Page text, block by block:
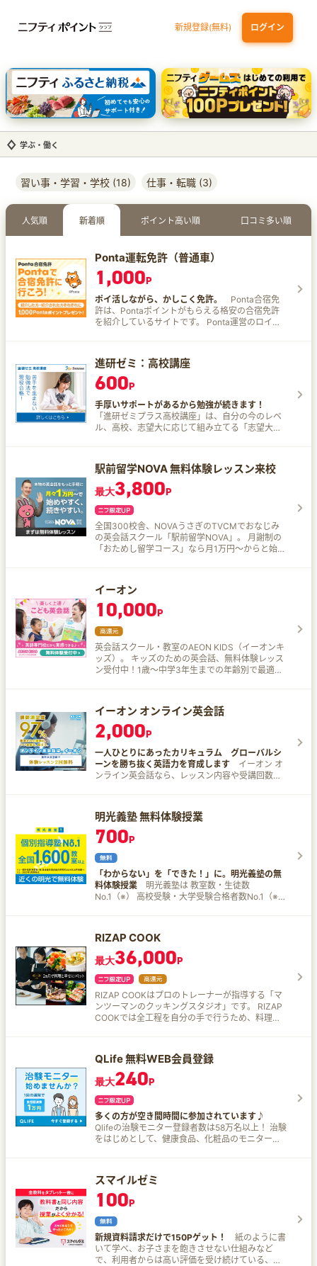
新規登録(無料) ログイン
dカード 九州カードNEXT JCB ORIGINAL SERIES：JCBカード S
三井住友カード ゴールド（NL）（家族カード発行）
【実質初月無料】DMM | Disney+(ディズニープラス) セットプラン
学ぶ・働く
習い事・学習・学校 (18) 仕事・転職 (3)
人気順 新着順 ポイント高い順 口コミ多い順
Ponta運転免許（普通車）
1,000P
ポイ活しながら、かしこく免許。
Ponta合宿免
許は、Pontaポイントがもらえる格安の合宿免許
を紹介しているサイトです。 Ponta運営のロイヤ
トクな合宿免許をご案内します。 Ponta合宿免許
のここが魅力！ Pontaポイントがもらえる！
Ponta合宿免許から合宿免許に申し込み、入校す
ると、申込者、紹介者それぞれに1,000Pontaポイ
ントをプレゼントいたします。 早い！ 最短14日で
普通車ATの免許取得が可能です。 安い！ 最安値
192,500円（税込）～普通車ATの免許取得が可能
です。 早割・グループ割・学割・女性割がある合
選べます。
進研ゼミ：高校講座
600P
手厚いサポートがあるから勉強が続きます！
「進研ゼミプラス高校講座」は、自分の今のレベ
ル、高校、志望大に応じて組み立てる「志望大別
る、定期テスト・大学受験の対策向けの通信教育
サービス。 一人ひとりにピッタリな伸ばし方で成
績アップとやりたいことを両立して常に「第一志
望大」合格力を身につける。
駅前留学NOVA 無料体験レッスン来校
最大3,800P
全国300校舎、NOVAうさぎのTVCMでおなじみ
の英会話スクール「駅前留学NOVA」。 月謝制の
「おためし留学コース」なら月1万円～からと始め
践形式のレッスンです 豊富な通い方が選べる！ 少
人数制グループレッスン、マンツーマンレッス
ン、固定制と自由予約制、対面とオンラインなど
多種多様 レベル別のコースでなので初心者も安
心！
イーオン
10,000P
英会話スクール・教室のAEON KIDS（イーオンキ
ッズ）。 キッズのための英会話、無料体験レッス
ン受付中！1歳～中学3年生までの年齢別で最適な
に対応可能 ポイント2：レッスン 英語専門校であ
るイーオンが徹底分析して開発したオリジナルメ
ソッド「L&Aメソッド」をいかしたレッスン ポイ
ント3：教材 英語指導法を 40年以上研究・開発し
ている「イーオン語学教育研究所」が作成 ポイン
ト4：教師 「教えるスキル」を磨き上げた「英語
を話せるプロフェッショナル」による授業が体験
できる ポイント5：学習サポートシステム 無料の
イーオン オンライン英会話
2,000P
一人ひとりにあったカリキュラム グローバルシ
ーンを勝ち抜く英語力を育成します イーオン オ
ンライン英会話なら、レッスン内容や受講回数な
キストレベル・教師・受講回数などを目的に合わ
せて変更可能 1レッスン2,750円（税込）のみのシ
ンプルな価格設定で、教材費・その他費用は不要
AIが現在のレベルを診断したうえで、学習目的も
加味してテキストやレッスン内容を提案 スクール
同様外国人教師・日本人教師のどちらも在籍！ オ
ンラインのみならずスクールでもレッスンを行っ
たことのあるティーチング経験豊富な教師が担当
明光義塾 無料体験授業
700P
「わからない」を「できた！」に。明光義塾の無
料体験授業 明光義塾は 教室数・生徒数
No.1（※） 高校受験・大学受験合格者数No.1（※）
のデータをもとにお子さまにぴったりあう学習プ
ランを提案します。 明光義塾の何が良い？ 歴史と
膨大な指導実績に基づき、お子さまの性格や得
意・苦手を把握したうえで指導を行います。 「わ
からない」をわからないままで終わらせず、納得
できるまでていねいに指導します。 保護者へのフ
ィードバックを行い、保護者の不安や悩みにも向
き合います。 小中高 全教科に対応しています。 個
きます。 学習習慣の定着から受験対策まで、お子
さまの目標に合わせて指導します。 47都道府県に
教室があるから、お住まいの地域に関わらず集客
ができます。 自分で考える力をつける「自立学
習」のための個別指導を行います。
RIZAP COOK
最大36,000P
RIZAP COOKはプロのトレーナーが指導する「マ
ンツーマンのクッキングスタジオ」です。 RIZAP
COOKでは全工程を自分の手で行うため、料理の
ンのため、短期間で理想の料理上達を目指せます
♪
QLife 無料WEB会員登録
最大240P
多くの方が空き間時間に参加されています♪
Qlifeの治験モニター登録者数は58万名以上！ 治験
をはじめとして、健康食品、化粧品のモニターな
康診断を無料で受けられる、次世代への社会貢献
になるなどのメリットがあります！ 20歳以上であ
れば、無料登録いただけるので、社会人をはじめ
として、学生の方、主婦の方など、多くの方が空
き間時間に参加されています。 なんといっても、
国内最大級にして多数の案件からお選びいただけ
るので、きっといい案件に気軽にご参加いただけ
ます♪
スマイルゼミ
100P
新規資料請求だけで150Pゲット！
紙のように書
いて学べ、お子さまを飽きさせない仕組みなど
で、利用者からは高い評価を受け続けている、幼